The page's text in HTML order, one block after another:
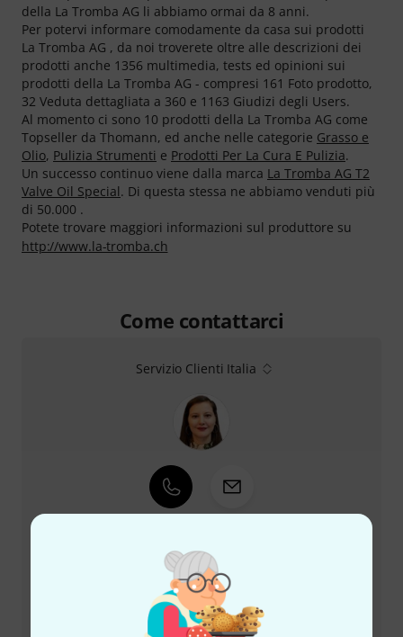
della La Tromba AG li abbiamo ormai da 8 anni.
Per potervi informare comodamente da casa sui prodotti
La Tromba AG , da noi troverete oltre alle descrizioni dei
prodotti anche 1356 multimedia, tests ed opinioni sui
prodotti della La Tromba AG - compresi 161 Foto prodotto,
32 Veduta dettagliata a 360 e 1163 Giudizi degli Users.
Al momento ci sono 10 prodotti della La Tromba AG come
Topseller da Thomann, ed anche nelle categorie Grasso e
Olio, Pulizia Strumenti e Prodotti Per La Cura E Pulizia.
Un successo continuo viene dalla marca La Tromba AG T2
Valve Oil Special. Di questa stessa ne abbiamo venduti più
di 50.000 .
Potete trovare maggiori informazioni sul produttore su
http://www.la-tromba.ch
Come contattarci
Servizio Clienti Italia
+39-0636154709
Il nostro servizio clienti è a disposizione in caso di
domande o problemi dopo l'acquisto.